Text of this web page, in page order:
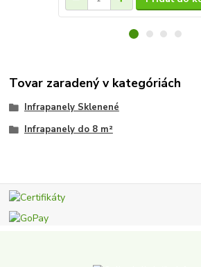
Tovar zaradený v kategóriách
Infrapanely Sklenené
Infrapanely do 8 m²